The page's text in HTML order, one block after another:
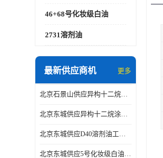
46+68号化妆级白油
2731溶剂油
最新供应商机 更多
北京石景山供应异构十二烷香精助剂
北京东城供应异构十二烷涂料胶粘油墨稀释剂
北京东城供应D40溶剂油工业金属清洗
北京东城供应5号化妆级白油钻井液润滑剂